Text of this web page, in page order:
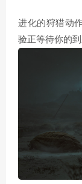
进化的狩猎动
验正等待你的到